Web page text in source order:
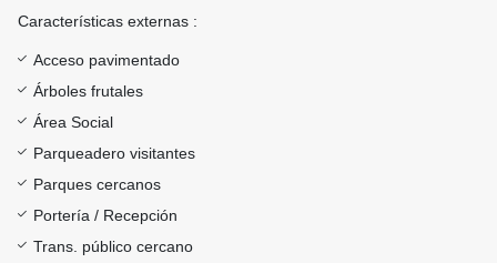
Características externas :
Acceso pavimentado
Árboles frutales
Área Social
Parqueadero visitantes
Parques cercanos
Portería / Recepción
Trans. público cercano